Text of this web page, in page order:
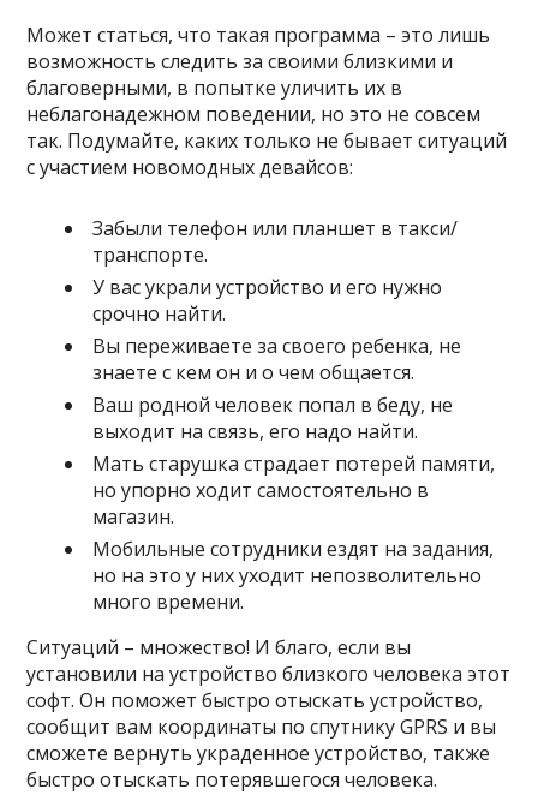
Может статься, что такая программа – это лишь
возможность следить за своими близкими и
благоверными, в попытке уличить их в
неблагонадежном поведении, но это не совсем
так. Подумайте, каких только не бывает ситуаций
с участием новомодных девайсов:
Забыли телефон или планшет в такси/
транспорте.
У вас украли устройство и его нужно
срочно найти.
Вы переживаете за своего ребенка, не
знаете с кем он и о чем общается.
Ваш родной человек попал в беду, не
выходит на связь, его надо найти.
Мать старушка страдает потерей памяти,
но упорно ходит самостоятельно в
магазин.
Мобильные сотрудники ездят на задания,
но на это у них уходит непозволительно
много времени.
Ситуаций – множество! И благо, если вы
установили на устройство близкого человека этот
софт. Он поможет быстро отыскать устройство,
сообщит вам координаты по спутнику GPRS и вы
сможете вернуть украденное устройство, также
быстро отыскать потерявшегося человека.